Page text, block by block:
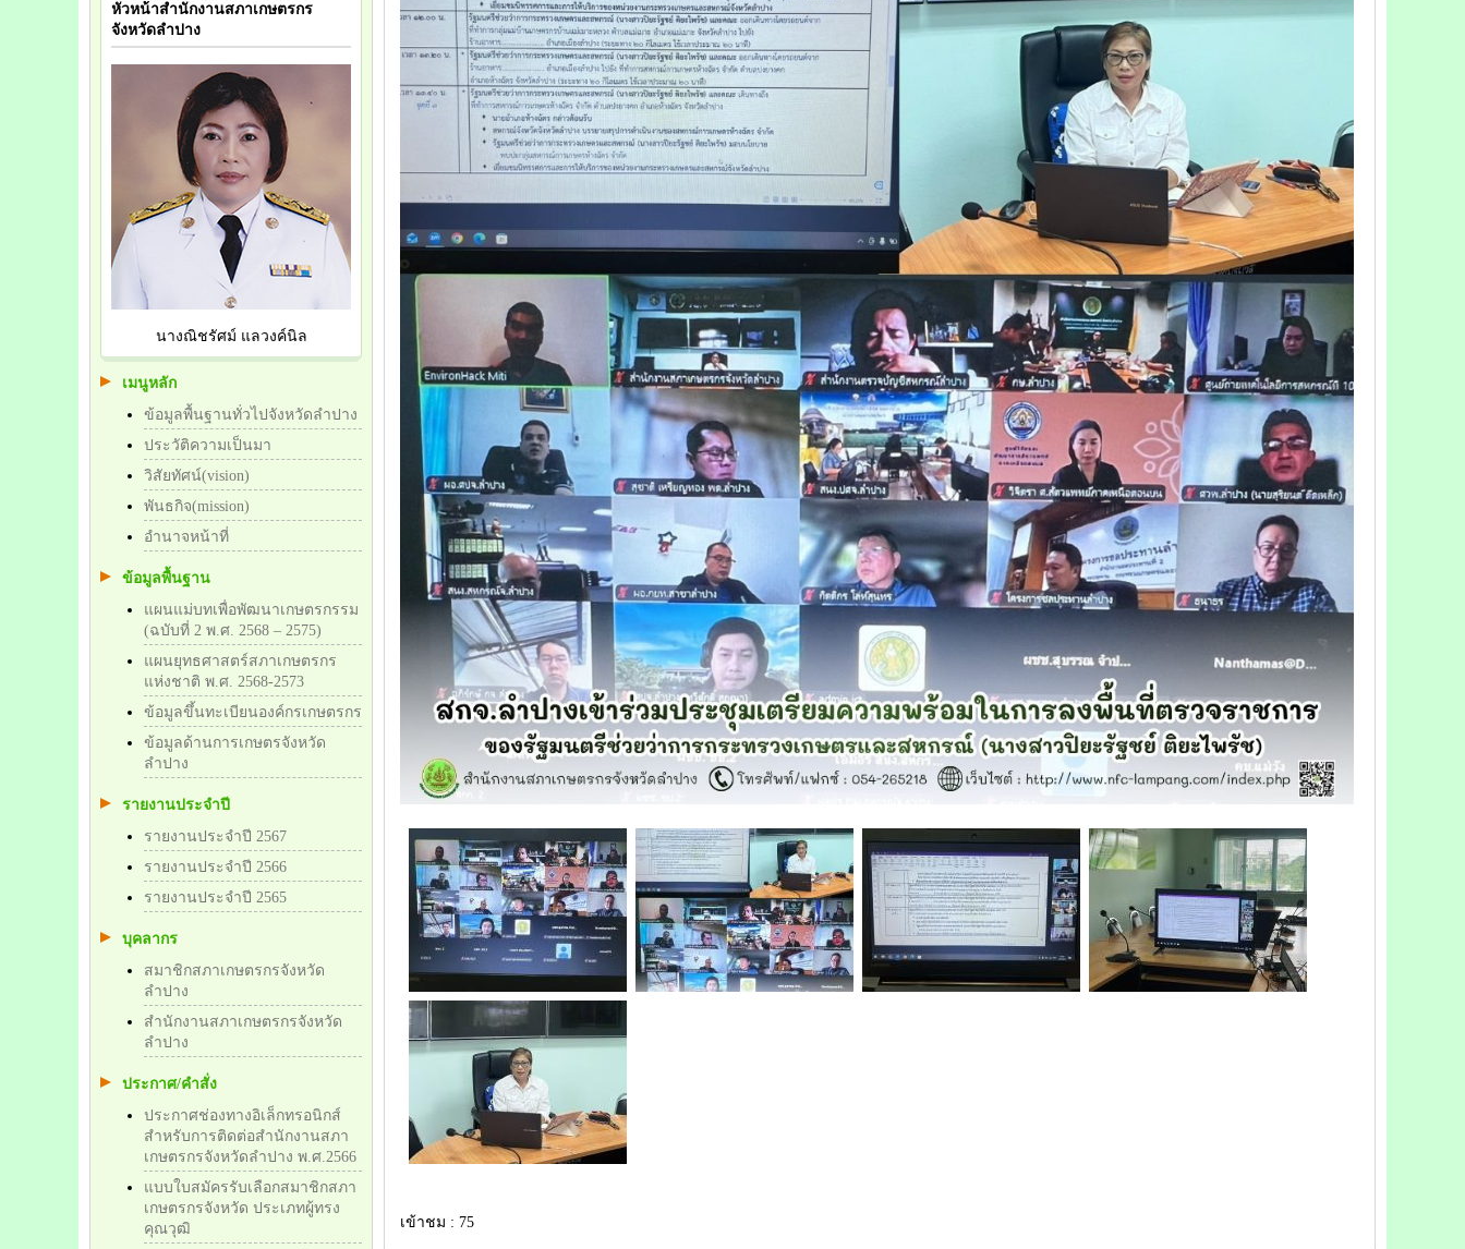
หัวหน้าสำนักงานสภาเกษตรกร
จังหวัดลำปาง
นางณิชรัศม์ แลวงค์นิล
เมนูหลัก
ข้อมูลพื้นฐานทั่วไปจังหวัดลำปาง
ประวัติความเป็นมา
วิสัยทัศน์(vision)
พันธกิจ(mission)
อำนาจหน้าที่
ข้อมูลพื้นฐาน
แผนแม่บทเพื่อพัฒนาเกษตรกรรม
(ฉบับที่ 2 พ.ศ. 2568 – 2575)
แผนยุทธศาสตร์สภาเกษตรกร
แห่งชาติ พ.ศ. 2568-2573
ข้อมูลขึ้นทะเบียนองค์กรเกษตรกร
ข้อมูลด้านการเกษตรจังหวัด
ลำปาง
รายงานประจำปี
รายงานประจำปี 2567
รายงานประจำปี 2566
รายงานประจำปี 2565
บุคลากร
สมาชิกสภาเกษตรกรจังหวัด
ลำปาง
สำนักงานสภาเกษตรกรจังหวัด
ลำปาง
ประกาศ/คำสั่ง
ประกาศช่องทางอิเล็กทรอนิกส์
สำหรับการติดต่อสำนักงานสภา
เกษตรกรจังหวัดลำปาง พ.ศ.2566
แบบใบสมัครรับเลือกสมาชิกสภา
เกษตรกรจังหวัด ประเภทผู้ทรง
คุณวุฒิ
เข้าชม : 75